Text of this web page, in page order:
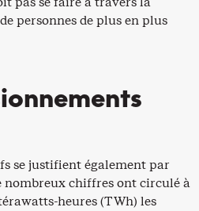
personnes de plus en plus
se justifient également par
nombreux chiffres ont circulé à
heures (TWh) les